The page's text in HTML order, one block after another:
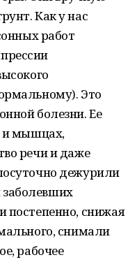
Как у нас
работ
Это
болезни. Ее
и мышцах,
речи и даже
дежурили
постепенно, снижая
снимали
рабочее